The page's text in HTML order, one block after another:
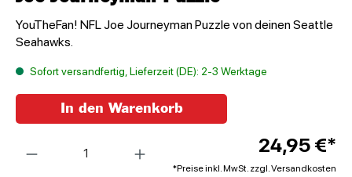
YouTheFan! NFL Joe Journeyman Puzzle von deinen Seattle
Seahawks.
Sofort versandfertig, Lieferzeit (DE): 2-3 Werktage
24,95 €*
*Preise inkl. MwSt. zzgl. Versandkosten
In den Warenkorb